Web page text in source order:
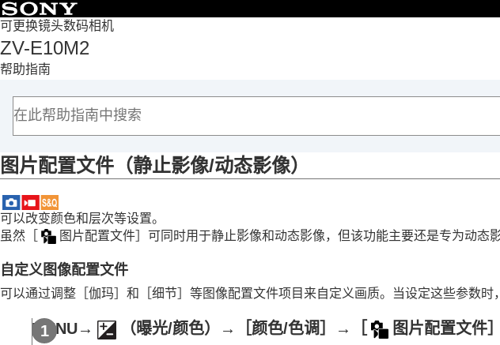
可更换镜头数码相机
ZV-E10M2
帮助指南
首页
使用相机时的注意事项
检查相机和附件
基本操作
从MENU查找功能
使用拍摄功能
选择照相模式
拍摄自拍视频和视频博客的便捷功能
被摄体识别
图片配置文件 （静止影像/动态影像）
可以改变颜色和层次等设置。
虽然
图片配置文件］ 可同时用于静止影像和动态影像，但该功能主要还是专为动态
自定义图像配置文件
可以通过调整 ［伽玛］ 和 ［细节］ 等图像配置文件项目来自定义画质。当设定这些参数
MENU→ （曝光/颜色）→ ［颜色/色调］ → 图片配置文件］